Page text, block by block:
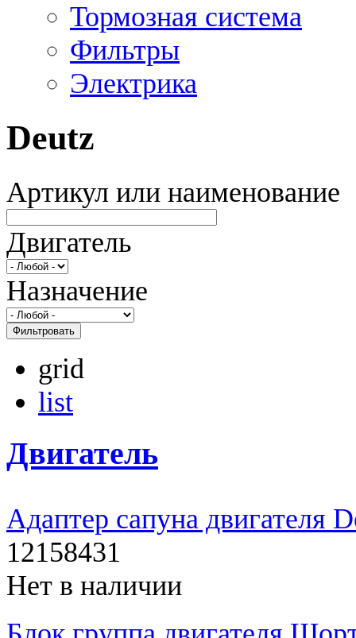
Тормозная система
Фильтры
Электрика
Deutz
Артикул или наименование
Двигатель
Назначение
Фильтровать
grid
list
Двигатель
Адаптер сапуна двигателя
12158431
Нет в наличии